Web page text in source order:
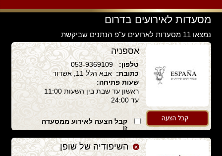
מסעדות לאירועים בדרום
נמצאו 11 מסעדות לארועים ע"פ הנתנים שביקשת
אספניה
טלפון:053-9369109
כתובת: אבא הלל 11, אשדוד
שעות פתיחה:
ראשון עד שבת בין השעות 11:00
עד 24:00
קבל הצעה לאירוע ממסעדה
זו
השיפודיה של שופן